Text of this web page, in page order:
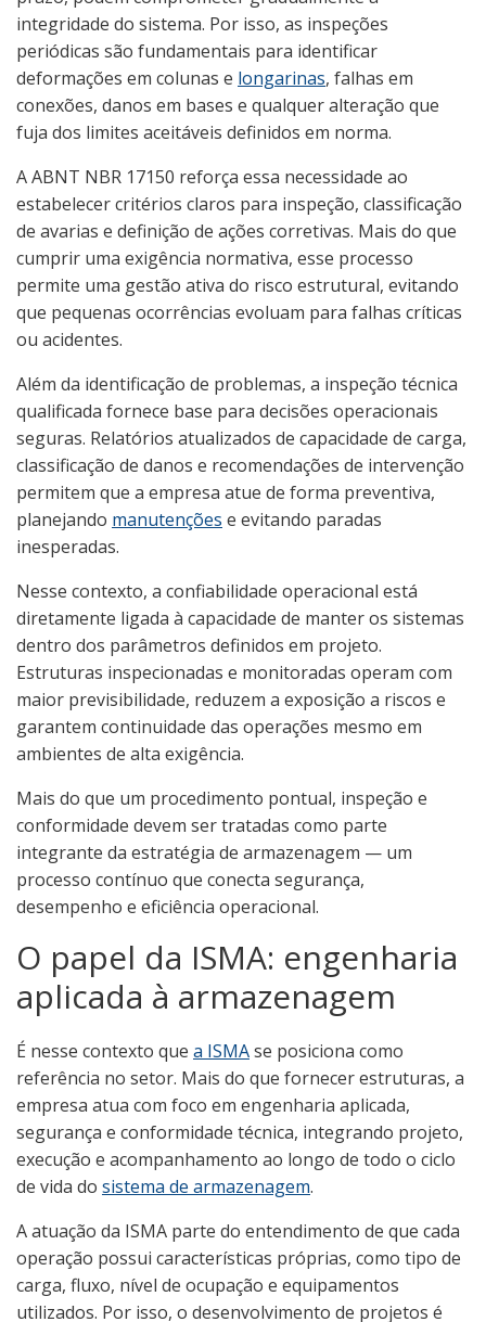
integridade do sistema. Por isso, as inspeções
periódicas são fundamentais para identificar
deformações em colunas e longarinas, falhas em
conexões, danos em bases e qualquer alteração que
fuja dos limites aceitáveis definidos em norma.
A ABNT NBR 17150 reforça essa necessidade ao
estabelecer critérios claros para inspeção, classificação
de avarias e definição de ações corretivas. Mais do que
cumprir uma exigência normativa, esse processo
permite uma gestão ativa do risco estrutural, evitando
que pequenas ocorrências evoluam para falhas críticas
ou acidentes.
Além da identificação de problemas, a inspeção técnica
qualificada fornece base para decisões operacionais
seguras. Relatórios atualizados de capacidade de carga,
classificação de danos e recomendações de intervenção
permitem que a empresa atue de forma preventiva,
planejando manutenções e evitando paradas
inesperadas.
Nesse contexto, a confiabilidade operacional está
diretamente ligada à capacidade de manter os sistemas
dentro dos parâmetros definidos em projeto.
Estruturas inspecionadas e monitoradas operam com
maior previsibilidade, reduzem a exposição a riscos e
garantem continuidade das operações mesmo em
ambientes de alta exigência.
Mais do que um procedimento pontual, inspeção e
conformidade devem ser tratadas como parte
integrante da estratégia de armazenagem — um
processo contínuo que conecta segurança,
desempenho e eficiência operacional.
O papel da ISMA: engenharia
aplicada à armazenagem
É nesse contexto que a ISMAse posiciona como
referência no setor. Mais do que fornecer estruturas, a
empresa atua com foco em engenharia aplicada,
segurança e conformidade técnica, integrando projeto,
execução e acompanhamento ao longo de todo o ciclo
de vida do sistema de armazenagem.
A atuação da ISMA parte do entendimento de que cada
operação possui características próprias, como tipo de
carga, fluxo, nível de ocupação e equipamentos
utilizados. Por isso, o desenvolvimento de projetos é